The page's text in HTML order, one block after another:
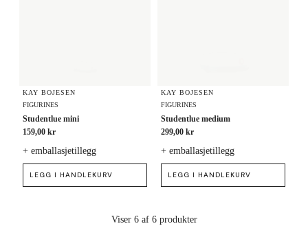
KAY BOJESEN
FIGURINES
Studentlue mini
159,00 kr
+ emballasjetillegg
LEGG I HANDLEKURV
KAY BOJESEN
FIGURINES
Studentlue medium
299,00 kr
+ emballasjetillegg
LEGG I HANDLEKURV
Viser 6 af 6 produkter